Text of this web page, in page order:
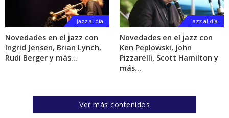
Jazz al día
Novedades en el jazz con
Ingrid Jensen, Brian Lynch,
Rudi Berger y más…
Jazz al día
Novedades en el jazz con
Ken Peplowski, John
Pizzarelli, Scott Hamilton y
más…
Ver más contenidos